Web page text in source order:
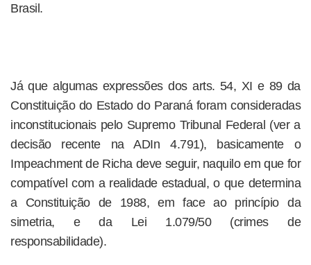
Brasil.
Já que algumas expressões dos arts. 54, XI e 89 da
Constituição do Estado do Paraná foram consideradas
inconstitucionais pelo Supremo Tribunal Federal (ver a
decisão recente na ADIn 4.791), basicamente o
Impeachment de Richa deve seguir, naquilo em que for
compatível com a realidade estadual, o que determina
a Constituição de 1988, em face ao princípio da
simetria, e da Lei 1.079/50 (crimes de
responsabilidade).